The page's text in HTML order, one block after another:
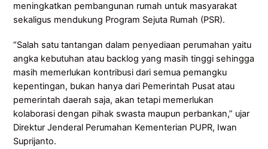
meningkatkan pembangunan rumah untuk masyarakat
sekaligus mendukung Program Sejuta Rumah (PSR).
“Salah satu tantangan dalam penyediaan perumahan yaitu
angka kebutuhan atau backlog yang masih tinggi sehingga
masih memerlukan kontribusi dari semua pemangku
kepentingan, bukan hanya dari Pemerintah Pusat atau
pemerintah daerah saja, akan tetapi memerlukan
kolaborasi dengan pihak swasta maupun perbankan,” ujar
Direktur Jenderal Perumahan Kementerian PUPR, Iwan
Suprijanto.